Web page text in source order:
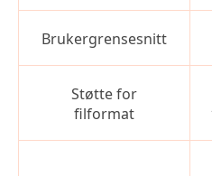
Brukergrensesnitt
Støtte for
filformat